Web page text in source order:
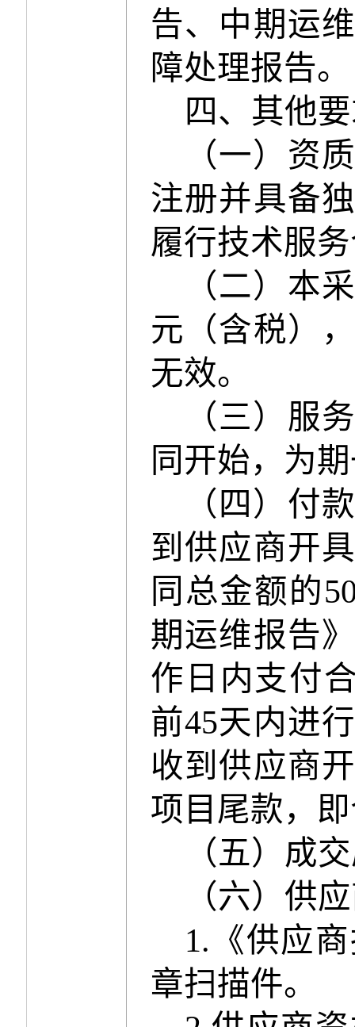
告、中期运
障处理报告。
四、其他
（一）资
注册并具备
履行技术服
（二）本
元（含税）
无效。
（三） 服
同开始，为
（四）付
到供应商开
同总金额的
期运维报告
作日内支付
前45天内进
收到供应商
项目尾款，
（五）成
（六）供
1. 《供应
章扫描件。